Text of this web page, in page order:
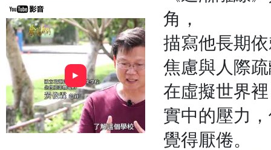
►
角，
描寫他長期
焦慮與人際
在虛擬世界
實中的壓力
覺得厭倦。